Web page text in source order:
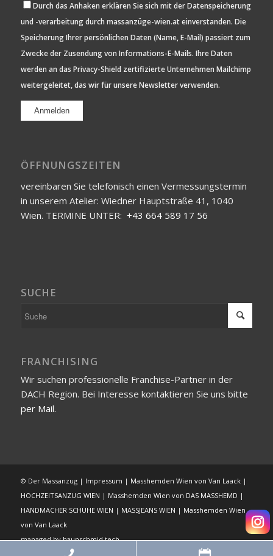
Durch das Anhaken erklären Sie sich mit der Datenspeicherung
und -verarbeitung durch massanzüge-wien.at einverstanden. Die
Speicherung Ihrer persönlichen Daten (Name, E-Mail) passiert zum
Zwecke der Zusendung von Informations-E-Mails. Ihre Daten
werden an das Privacy-Shield zertifizierte Unternehmen Mailchimp
weitergeleitet, das wir für unsere Newsletter verwenden.
ÖFFNUNGSZEITEN
vereinbaren Sie telefonisch einen Vermessungstermin
in unserem Atelier: Wiedner Hauptstraße 41, 1040
Wien. TERMINE UNTER: +43 664 589 17 56
SUCHE
FRANCHISING
Wir suchen professionelle Franchise-Partner in der
DACH Region. Bei Interesse kontaktieren Sie uns bitte
per Mail.
© Der Massanzug | Impressum | Masshemden Wien von Van Laack|
HOCHZEITSANZUG WIEN | Masshemden Wien von DAS MASSHEMD |
HANDMACHER SCHUHE WIEN | MASSJEANS WIEN | Masshemden Wien
von Van Laack
managed byhaunschmid.tech